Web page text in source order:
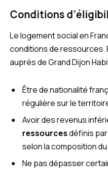
Conditions
Le logement social en
conditions de ressources.
auprès de Grand Dijon
Être de nationalité
régulière sur le
Avoir des revenus
ressourcesdéfinis
selon la composition
Ne pas dépasser